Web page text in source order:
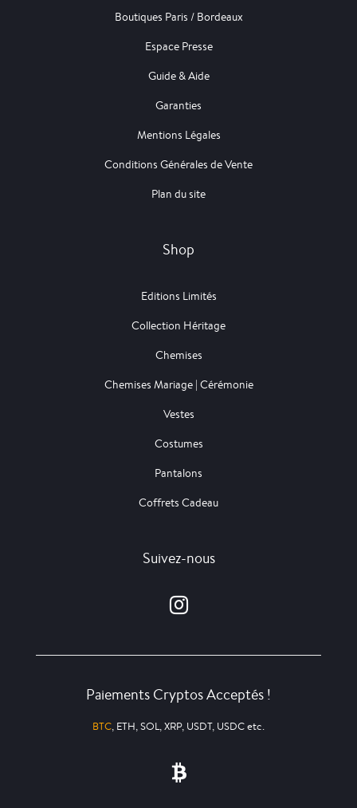
Boutiques Paris / Bordeaux
Espace Presse
Guide & Aide
Garanties
Mentions Légales
Conditions Générales de Vente
Plan du site
Shop
Editions Limités
Collection Héritage
Chemises
Chemises Mariage | Cérémonie
Vestes
Costumes
Pantalons
Coffrets Cadeau
Suivez-nous
Paiements Cryptos Acceptés !
BTC, ETH, SOL, XRP, USDT, USDC etc.